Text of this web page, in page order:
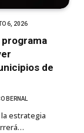
6, 2026
programa
de
BERNAL
estrategia